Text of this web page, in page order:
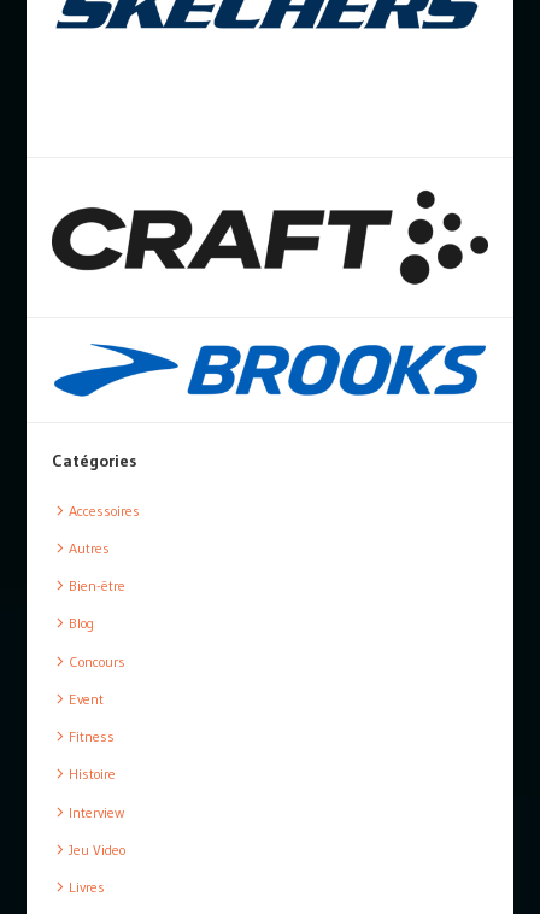
Catégories
Accessoires
Autres
Bien-être
Blog
Concours
Event
Fitness
Histoire
Interview
Jeu Video
Livres